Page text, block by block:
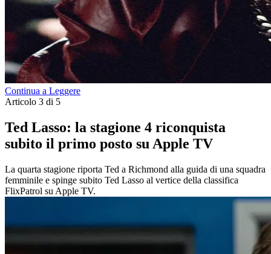
Continua a Leggere
Articolo 3 di 5
Ted Lasso: la stagione 4 riconquista
subito il primo posto su Apple TV
La quarta stagione riporta Ted a Richmond alla guida di una squadra
femminile e spinge subito Ted Lasso al vertice della classifica
FlixPatrol su Apple TV.